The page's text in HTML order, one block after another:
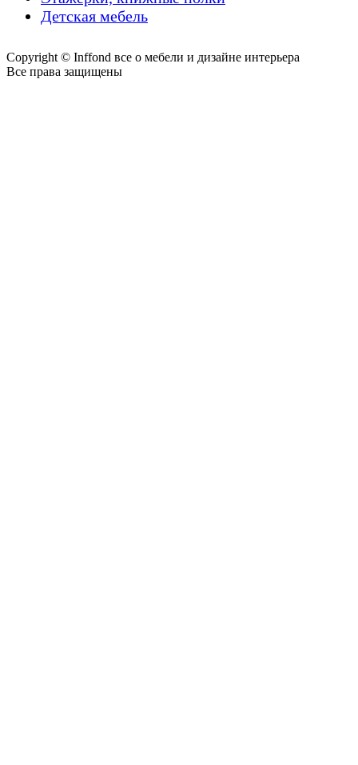
Детская мебель
Copyright © Inffond все о мебели и дизайне интерьера
Все права защищены